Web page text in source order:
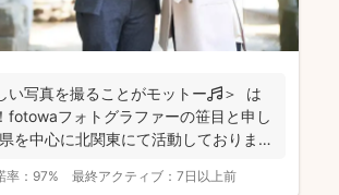
い写真を撮ることがモットー🎵＞ は
fotowaフォトグラファーの笹目と申し
を中心に北関東にて活動しておりま
率： 97% 最終アクティブ： 7日以上前